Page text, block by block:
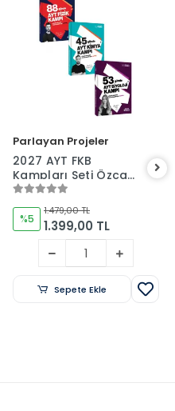
Parlayan Projeler
2027 AYT FKB
Kampları Seti Özcan
Aykın-Sinan
İhtiyaroğlu-Burcu
Ay
%5
1.479,00 TL
1.399,00 TL
Sepete Ekle